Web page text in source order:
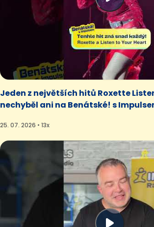
Jeden z největších hitů Roxette
nechyběl ani na Benátské! s
25. 07. 2026 • 13x